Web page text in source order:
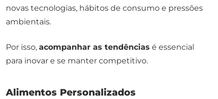
novas tecnologias, hábitos de consumo e pressões
ambientais.
Por isso, acompanhar as tendências é essencial
para inovar e se manter competitivo.
Alimentos Personalizados